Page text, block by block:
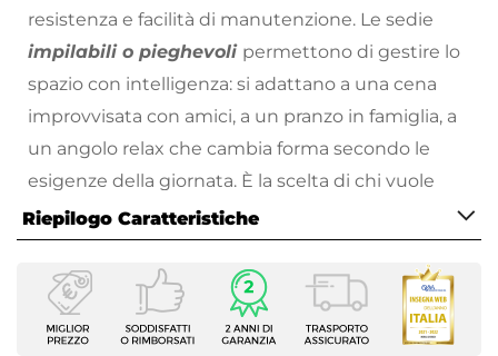
resistenza e facilità di manutenzione. Le sedie
impilabili o pieghevoli permettono di gestire lo
spazio con intelligenza: si adattano a una cena
improvvisata con amici, a un pranzo in famiglia, a
un angolo relax che cambia forma secondo le
esigenze della giornata. È la scelta di chi vuole
ordine, leggerezza e stile
dove la colazione ha il profumo dell’estate, in un
giardino dove si allunga la serata tra chiacchiere
Riepilogo Caratteristiche
Caratteristiche
Tipologia
Tavolo fisso